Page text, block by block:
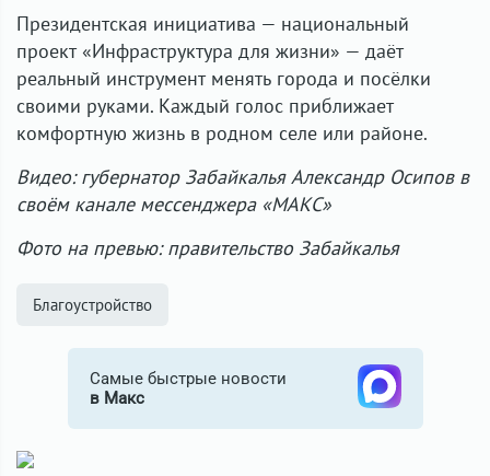
Президентская инициатива — национальный
проект «Инфраструктура для жизни» — даёт
реальный инструмент менять города и посёлки
своими руками. Каждый голос приближает
комфортную жизнь в родном селе или районе.
Видео: губернатор Забайкалья Александр Осипов в
своём канале мессенджера «МАКС»
Фото на превью: правительство Забайкалья
Благоустройство
Самые быстрые новости
в Макс